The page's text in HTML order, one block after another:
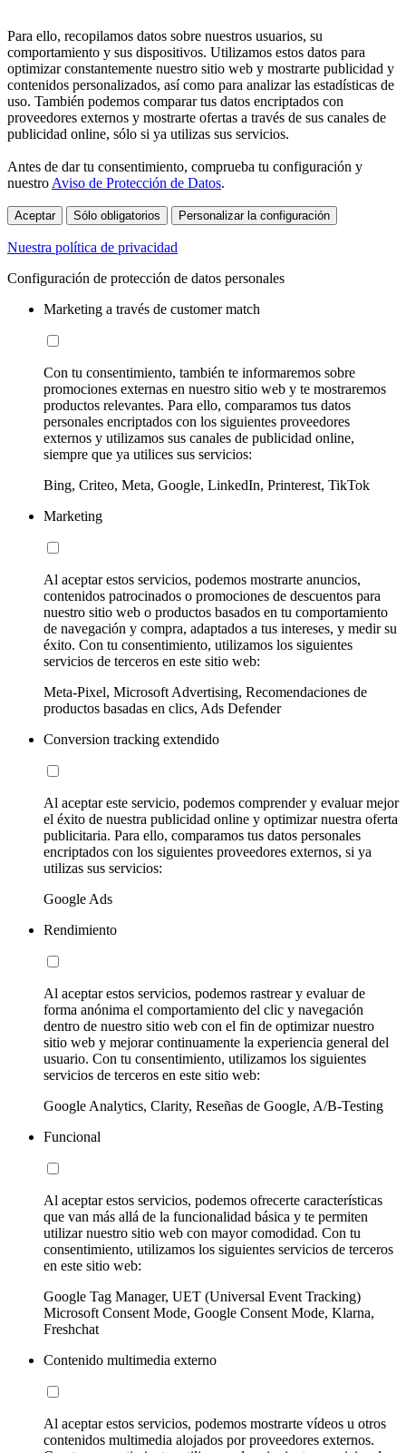
Para ello, recopilamos datos sobre nuestros usuarios, su
comportamiento y sus dispositivos. Utilizamos estos datos para
optimizar constantemente nuestro sitio web y mostrarte publicidad y
contenidos personalizados, así como para analizar las estadísticas de
uso. También podemos comparar tus datos encriptados con
proveedores externos y mostrarte ofertas a través de sus canales de
publicidad online, sólo si ya utilizas sus servicios.
Antes de dar tu consentimiento, comprueba tu configuración y
nuestro Aviso de Protección de Datos.
Aceptar Sólo obligatorios Personalizar la configuración
Nuestra política de privacidad
Configuración de protección de datos personales
Marketing a través de customer match
Con tu consentimiento, también te informaremos sobre
promociones externas en nuestro sitio web y te mostraremos
productos relevantes. Para ello, comparamos tus datos
personales encriptados con los siguientes proveedores
externos y utilizamos sus canales de publicidad online,
siempre que ya utilices sus servicios:
Bing, Criteo, Meta, Google, LinkedIn, Printerest, TikTok
Marketing
Al aceptar estos servicios, podemos mostrarte anuncios,
contenidos patrocinados o promociones de descuentos para
nuestro sitio web o productos basados en tu comportamiento
de navegación y compra, adaptados a tus intereses, y medir su
éxito. Con tu consentimiento, utilizamos los siguientes
servicios de terceros en este sitio web:
Meta-Pixel, Microsoft Advertising, Recomendaciones de
productos basadas en clics, Ads Defender
Conversion tracking extendido
Al aceptar este servicio, podemos comprender y evaluar mejor
el éxito de nuestra publicidad online y optimizar nuestra oferta
publicitaria. Para ello, comparamos tus datos personales
encriptados con los siguientes proveedores externos, si ya
utilizas sus servicios:
Google Ads
Rendimiento
Al aceptar estos servicios, podemos rastrear y evaluar de
forma anónima el comportamiento del clic y navegación
dentro de nuestro sitio web con el fin de optimizar nuestro
sitio web y mejorar continuamente la experiencia general del
usuario. Con tu consentimiento, utilizamos los siguientes
servicios de terceros en este sitio web:
Google Analytics, Clarity, Reseñas de Google, A/B-Testing
Funcional
Al aceptar estos servicios, podemos ofrecerte características
que van más allá de la funcionalidad básica y te permiten
utilizar nuestro sitio web con mayor comodidad. Con tu
consentimiento, utilizamos los siguientes servicios de terceros
en este sitio web:
Google Tag Manager, UET (Universal Event Tracking)
Microsoft Consent Mode, Google Consent Mode, Klarna,
Freshchat
Contenido multimedia externo
Al aceptar estos servicios, podemos mostrarte vídeos u otros
contenidos multimedia alojados por proveedores externos.